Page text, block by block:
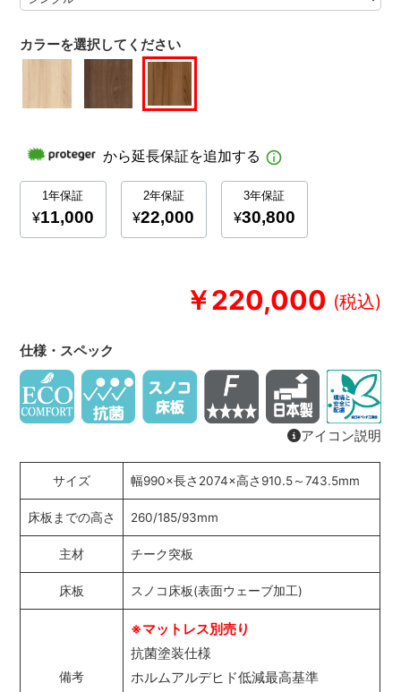
￥220,000
カラーを選択してください
仕様・スペック
アイコン説明
サイズ 幅990×長さ2074×高さ910.5～743.5mm
床板までの高さ 260/185/93mm
主材 チーク突板
床板 スノコ床板(表面ウェーブ加工)
備考
※マットレス別売り
抗菌塗装仕様
ホルムアルデヒド低減最高基準